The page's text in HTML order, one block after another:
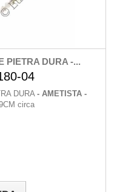
PIETRA DURA -...
04
DURA - AMETISTA -
circa